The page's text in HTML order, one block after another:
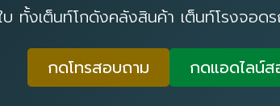
ทั้งเต็นท์โกดังคลังสินค้า เต็นท์โรงจอ
กดโทรสอบถาม กดแอดไลน์ส